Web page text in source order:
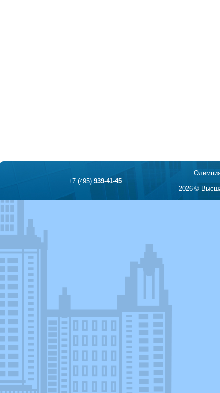
+7 (495)939-41-45
2026 ©